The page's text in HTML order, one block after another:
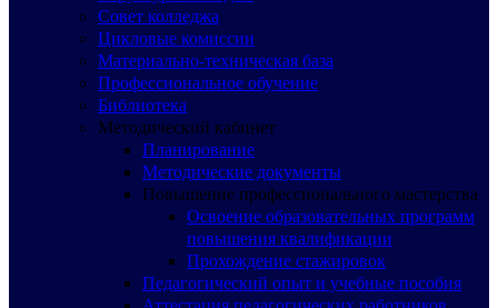
Совет колледжа
Цикловые комиссии
Материально-техническая база
Профессиональное обучение
Библиотека
Методический кабинет
Планирование
Методические документы
Повышение профессионального мастерства
Освоение образовательных программ
повышения квалификации
Прохождение стажировок
Педагогический опыт и учебные пособия